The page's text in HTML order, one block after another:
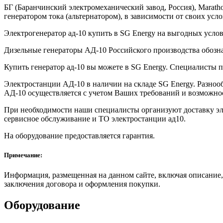
БГ (Баранчинский электромеханический завод, Россия),
генератором тока (альтернатором), в зависимости от своих
Электрогенератор ад-10 купить в SG Energy на выгодных
Дизельные генераторы АД-10 Российского производства
Купить генератор ад-10 вы можете в SG Energy. Специалисты
Электростанции АД-10 в наличии на складе SG Energy.
АД-10 осуществляется с учетом Ваших требований и
При необходимости наши специалисты организуют доставку
сервисное обслуживание и ТО электростанции ад10.
На оборудование предоставляется гарантия.
Примечание:
Информация, размещенная на данном сайте, включая
заключения договора и оформления покупки.
Оборудование